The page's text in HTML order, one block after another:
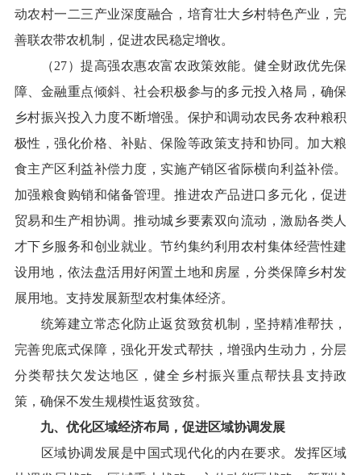
动农村一二三产业深度融合，培育壮大乡村特色产业，完
善联农带农机制，促进农民稳定增收。
（27）提高强农惠农富农政策效能。健全财政优先保
障、金融重点倾斜、社会积极参与的多元投入格局，确保
乡村振兴投入力度不断增强。保护和调动农民务农种粮积
极性，强化价格、补贴、保险等政策支持和协同。加大粮
食主产区利益补偿力度，实施产销区省际横向利益补偿。
加强粮食购销和储备管理。推进农产品进口多元化，促进
贸易和生产相协调。推动城乡要素双向流动，激励各类人
才下乡服务和创业就业。节约集约利用农村集体经营性建
设用地，依法盘活用好闲置土地和房屋，分类保障乡村发
展用地。支持发展新型农村集体经济。
统筹建立常态化防止返贫致贫机制，坚持精准帮扶，
完善兜底式保障，强化开发式帮扶，增强内生动力，分层
分类帮扶欠发达地区，健全乡村振兴重点帮扶县支持政
策，确保不发生规模性返贫致贫。
九、优化区域经济布局，促进区域协调发展
区域协调发展是中国式现代化的内在要求。发挥区域